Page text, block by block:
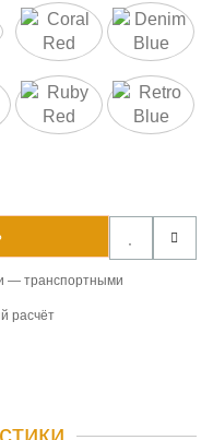
— транспортными
расчёт